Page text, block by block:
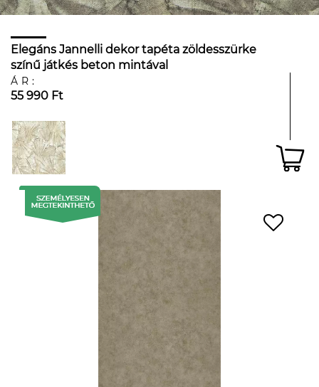
Elegáns Jannelli dekor tapéta zöldesszürke
színű játkés beton mintával
ÁR:
55 990 Ft